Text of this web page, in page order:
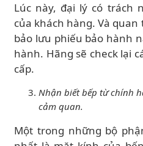
Lúc này, đại lý có trách
của khách hàng. Và
bảo lưu phiếu bảo hành
hành. Hãng sẽ check lại
cấp.
Nhận biết bếp từ chính
cảm quan.
Một trong những bộ